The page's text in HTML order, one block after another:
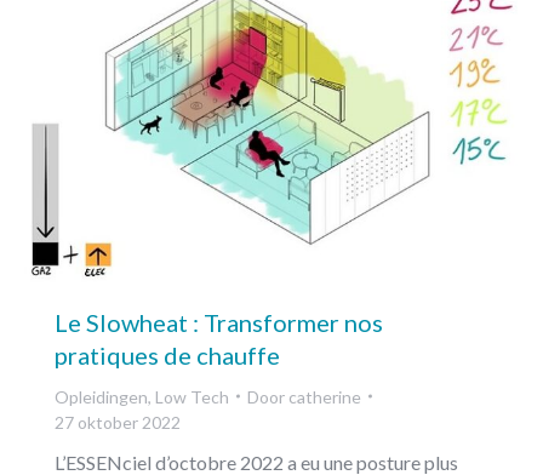
Le Slowheat : Transformer nos
pratiques de chauffe
Opleidingen, Low Tech Door catherine
27 oktober 2022
L’ESSENciel d’octobre 2022 a eu une posture plus